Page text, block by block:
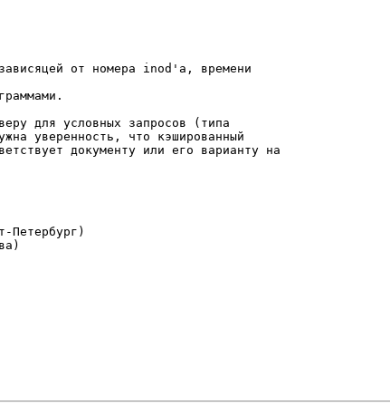
от номера inod'a, времени
для условных запросов (типа
уверенность, что кэшированный
документу или его варианту на